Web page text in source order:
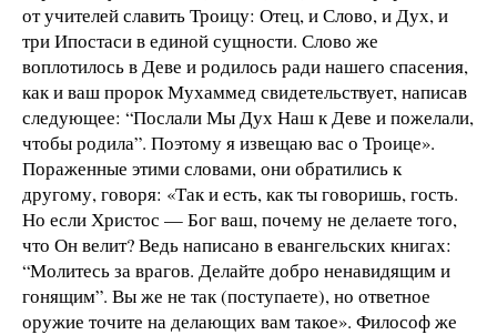
от учителей славить Троицу: Отец, и Слово, и Дух, и
три Ипостаси в единой сущности. Слово же
воплотилось в Деве и родилось ради нашего спасения,
как и ваш пророк Мухаммед свидетельствует, написав
следующее: “Послали Мы Дух Наш к Деве и пожелали,
чтобы родила”. Поэтому я извещаю вас о Троице».
Пораженные этими словами, они обратились к
другому, говоря: «Так и есть, как ты говоришь, гость.
Но если Христос — Бог ваш, почему не делаете того,
что Он велит? Ведь написано в евангельских книгах:
“Молитесь за врагов. Делайте добро ненавидящим и
гонящим”. Вы же не так (поступаете), но ответное
оружие точите на делающих вам такое». Философ же